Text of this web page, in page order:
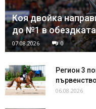
Коя двойка
до №1 в
07.08.2026 0
Регион 3
първенство
06.08.2026